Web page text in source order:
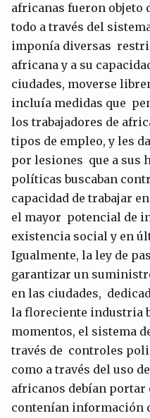
africanas fueron objeto
todo a través del
imponía diversas
africana y a su
ciudades, moverse
incluía medidas que
los trabajadores de
tipos de empleo, y les
por lesiones que a sus
políticas buscaban
capacidad de trabajar
el mayor potencial de
existencia social y en
Igualmente, la ley de
garantizar un
en las ciudades,
la floreciente industria
momentos, el sistema
través de controles
como a través del uso
africanos debían portar
contenían información